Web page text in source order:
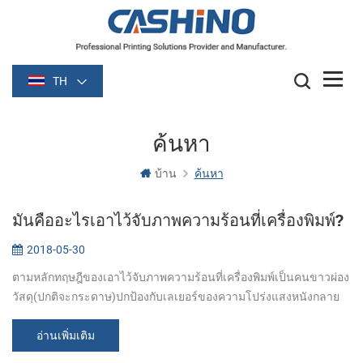
TH
ค้นหา
บ้าน ค้นหา
มันคืออะไรเอาไว้จับภาพความร้อนที่เครื่องพิมพ์?
2018-05-30
ตามหลักทฤษฎีของเอาไว้จับภาพความร้อนที่เครื่องพิมพ์เป็นคนขาวผ่อง
วัสดุ(ปกติจะกระดาษ)ปกป้องกับเลเยอร์ของความโปร่งแสงหนังกลาย
รูปภาพนี่ได้ก่อตั...
อ่านเพิ่มเติม